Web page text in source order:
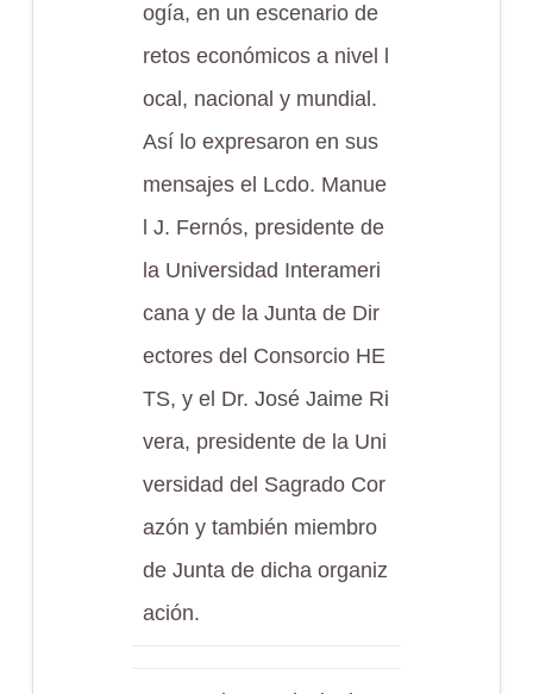
ogía, en un escenario de
retos económicos a nivel l
ocal, nacional y mundial.
Así lo expresaron en sus
mensajes el Lcdo. Manue
l J. Fernós, presidente de
la Universidad Interameri
cana y de la Junta de Dir
ectores del Consorcio HE
TS, y el Dr. José Jaime Ri
vera, presidente de la Uni
versidad del Sagrado Cor
azón y también miembro
de Junta de dicha organiz
ación.